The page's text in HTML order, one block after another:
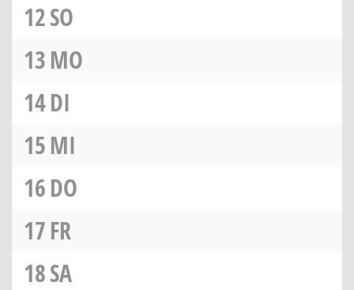
12SO
13MO
14DI
15MI
16DO
17FR
18SA